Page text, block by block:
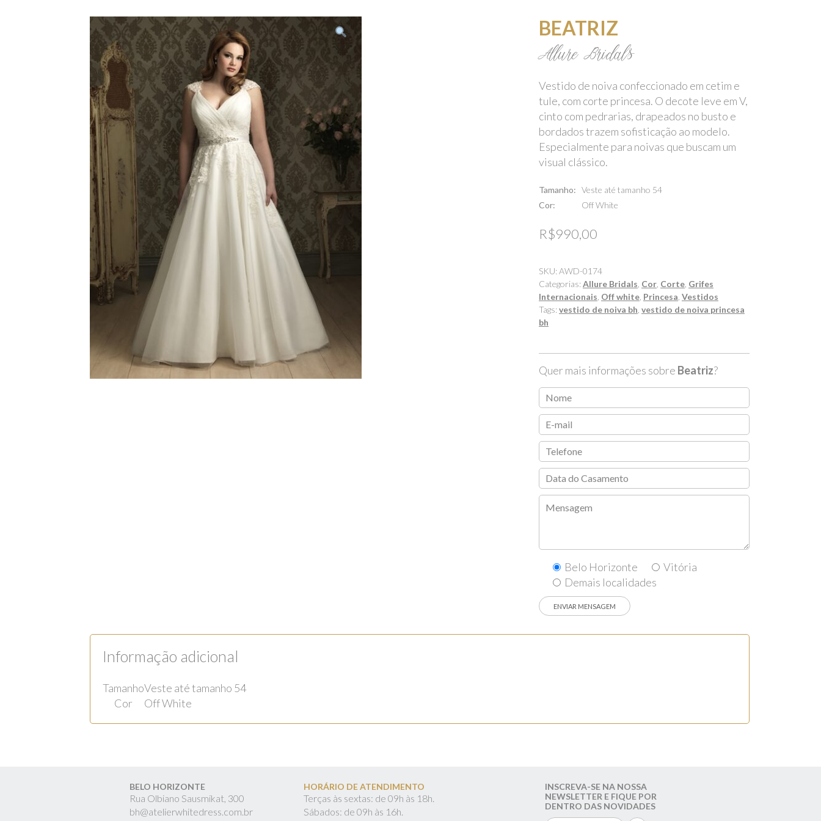
BEATRIZ
Allure Bridals
Vestido de noiva confeccionado em cetim e
tule, com corte princesa. O decote leve em V,
cinto com pedrarias, drapeados no busto e
bordados trazem sofisticação ao modelo.
Especialmente para noivas que buscam um
visual clássico.
Tamanho
Veste até tamanho 54
Cor
Off White
R$990,00
SKU:AWD-0174
Categorias:Allure Bridals Cor Corte Grifes
Internacionais Off white Princesa Vestidos
Tags:vestido de noiva bh vestido de noiva princesa
bh
Quer mais informações sobre Beatriz?
Belo Horizonte
Vitória
Demais localidades
Informação adicional
TamanhoVeste até tamanho 54
Cor
Off White
BELO HORIZONTE
Rua Olbiano Sausmikat, 300
bh@atelierwhitedress.com.br
HORÁRIO DE ATENDIMENTO
Terças às sextas: de 09h às 18h.
Sábados: de 09h às 16h.
INSCREVA-SE NA NOSSA
NEWSLETTER E FIQUE POR
DENTRO DAS NOVIDADES